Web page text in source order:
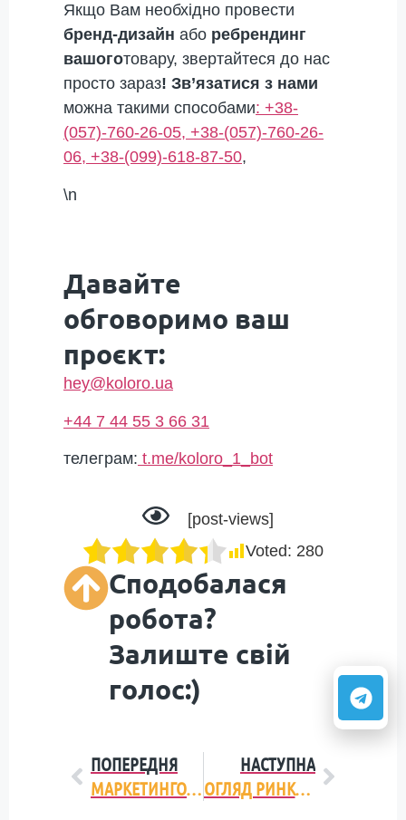
Якщо Вам необхідно провести
бренд-дизайн або ребрендинг
вашоготовару, звертайтеся до нас
просто зараз! Зв’язатися з нами
можна такими способами: +38-
(057)-760-26-05, +38-(057)-760-26-
06, +38-(099)-618-87-50,
\n
Давайте
обговоримо ваш
проєкт:
hey@koloro.ua
+44 7 44 55 3 66 31
телеграм: t.me/koloro_1_bot
[post-views]
Voted: 280
Сподобалася
робота?
Залиште свій
голос:)
ПОПЕРЕДНЯ
МАРКЕТИНГОВИЙ АНАЛІЗ РИНКУ МІНЕРАЛЬНОЇ ВОДИ В УКРАЇНІ
НАСТУПНА
ОГЛЯД РИНКУ ЗАМОРОЖЕНИХ ГОТОВИХ НАПІВФАБРИКАТІВ: ТЕНДЕНЦІЇ НА РИНКУ